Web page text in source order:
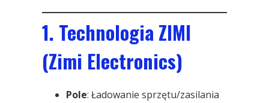
1. Technologia ZIMI
(Zimi Electronics)
Pole: Ładowanie sprzętu/zasilania